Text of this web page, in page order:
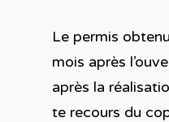
Le permis
mois après
après la
te recours du